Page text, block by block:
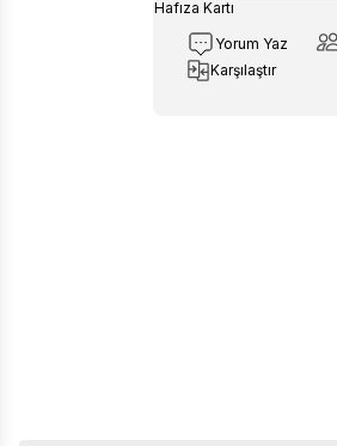
Yorum Yaz
Karşılaştır